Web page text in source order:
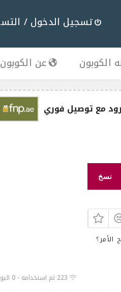
تسجيل الدخول /
الكوبون عن الكوبون
نسخ
الأمر؟
223 تم استخدامه - 0 اليوم